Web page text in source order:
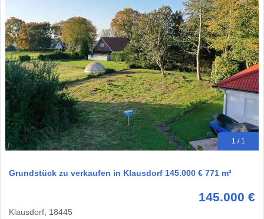
1 / 1
Grundstück zu verkaufen in Klausdorf 145.000 € 771 m²
145.000 €
Klausdorf, 18445